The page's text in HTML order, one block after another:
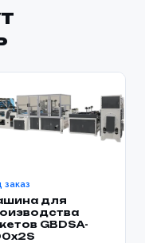
заказ
для
GBDSA-